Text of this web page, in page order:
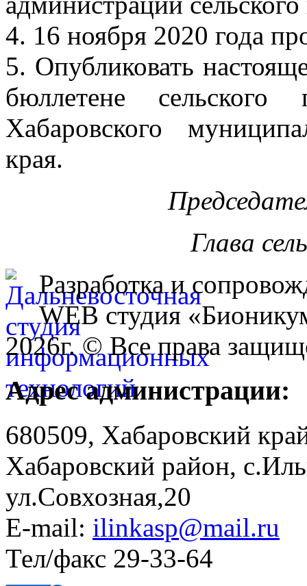
4. 16 ноября 2020 года
5. Опубликовать
бюллетене
Хабаровского
края.
Глава
Разработка и
WEB студия
2026г. © Все права
Адрес администрации:
680509, Хабаровский
Хабаровский район,
ул.Совхозная,20
E-mail: ilinkasp@mail.ru
Тел/факс 29-33-64